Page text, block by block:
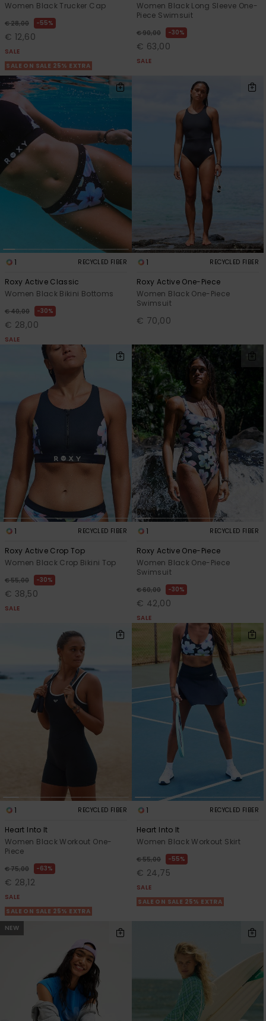
Women Black Trucker Cap
€ 28,00 55%
€ 12,60
SALE
SALE ON SALE 25% EXTRA
Women Black Long Sleeve One-
Piece Swimsuit
€ 90,00 30%
€ 63,00
SALE
1 RECYCLED FIBER
Roxy Active Classic
Women Black Bikini Bottoms
€ 40,00 30%
€ 28,00
SALE
1 RECYCLED FIBER
Roxy Active One-Piece
Women Black One-Piece
Swimsuit
€ 70,00
1 RECYCLED FIBER
Roxy Active Crop Top
Women Black Crop Bikini Top
€ 55,00 30%
€ 38,50
SALE
1 RECYCLED FIBER
Roxy Active One-Piece
Women Black One-Piece
Swimsuit
€ 60,00 30%
€ 42,00
SALE
1 RECYCLED FIBER
Heart Into It
Women Black Workout One-
Piece
€ 75,00 63%
€ 28,12
SALE
SALE ON SALE 25% EXTRA
1 RECYCLED FIBER
Heart Into It
Women Black Workout Skirt
€ 55,00 55%
€ 24,75
SALE
SALE ON SALE 25% EXTRA
NEW